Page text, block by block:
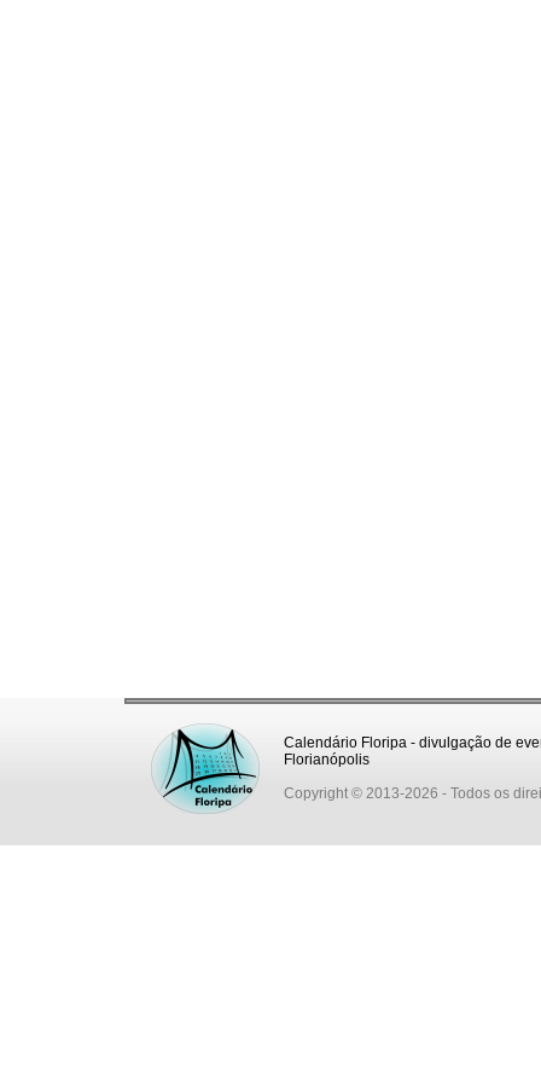
Calendário Floripa - divulgação de
Florianópolis
Copyright © 2013-2026 - Todos os